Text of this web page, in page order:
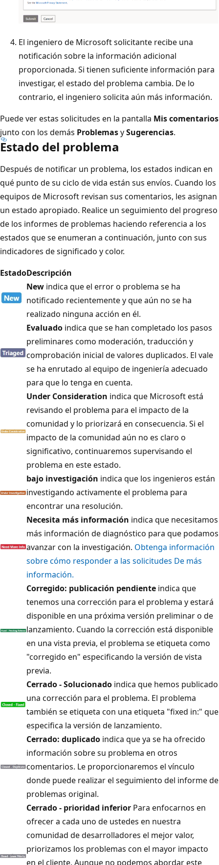
El ingeniero de Microsoft solicitante recibe una
notificación sobre la información adicional
proporcionada. Si tienen suficiente información para
investigar, el estado del problema cambia. De lo
contrario, el ingeniero solicita aún más información.
Puede ver estas solicitudes en la pantalla Mis comentarios
junto con los demás ProblemasySugerencias.
Estado del problema
Después de notificar un problema, los estados indican en
qué punto de su ciclo de vida están sus envíos. Cuando los
equipos de Microsoft revisan sus comentarios, les asignan
un estado apropiado. Realice un seguimiento del progreso
de los informes de problemas haciendo referencia a los
estados que se enumeran a continuación, junto con sus
indicadores de significado y color.
EstadoDescripción
New indica que el error o problema se ha
notificado recientemente y que aún no se ha
realizado ninguna acción en él.
Evaluado indica que se han completado los pasos
preliminares como moderación, traducción y
comprobación inicial de valores duplicados. El vale
se ha enrutado al equipo de ingeniería adecuado
para que lo tenga en cuenta.
Under Consideration indica que Microsoft está
revisando el problema para el impacto de la
comunidad y lo priorizará en consecuencia. Si el
impacto de la comunidad aún no es claro o
significativo, continuaremos supervisando el
problema en este estado.
bajo investigación indica que los ingenieros están
investigando activamente el problema para
encontrar una resolución.
Necesita más información indica que necesitamos
más información de diagnóstico para que podamos
avanzar con la investigación. Obtenga información
sobre cómo responder a las solicitudes De más
información.
Corregido: publicación pendiente indica que
tenemos una corrección para el problema y estará
disponible en una próxima versión preliminar o de
lanzamiento. Cuando la corrección está disponible
en una vista previa, el problema se etiqueta como
"corregido en" especificando la versión de vista
previa.
Cerrado - Solucionado indica que hemos publicado
una corrección para el problema. El problema
también se etiqueta con una etiqueta "fixed in:" que
especifica la versión de lanzamiento.
Cerrado: duplicado indica que ya se ha ofrecido
información sobre su problema en otros
comentarios. Le proporcionaremos el vínculo
donde puede realizar el seguimiento del informe de
problemas original.
Cerrado - prioridad inferior Para enfocarnos en
ofrecer a cada uno de ustedes en nuestra
comunidad de desarrolladores el mejor valor,
priorizamos los problemas con el mayor impacto
en el cliente. Aunque no podemos abordar este